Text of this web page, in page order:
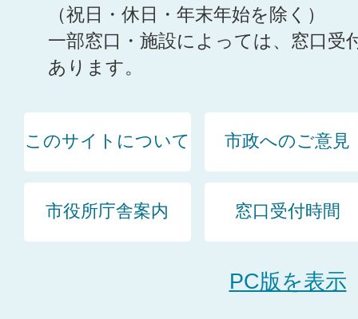
（祝日・休日・年末年始を除く）
一部窓口・施設によっては、窓口受
あります。
このサイトについて 市政へのご意見
市役所庁舎案内 窓口受付時間
PC版を表示